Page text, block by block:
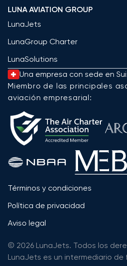
LUNA AVIATION GROUP
LunaJets
LunaGroup Charter
LunaSolutions
Una empresa con sede en
Miembro de las principales
aviación empresarial:
Términos y condiciones
Política de privacidad
Aviso legal
© 2026 LunaJets. Todos los
LunaJets es un intermediario